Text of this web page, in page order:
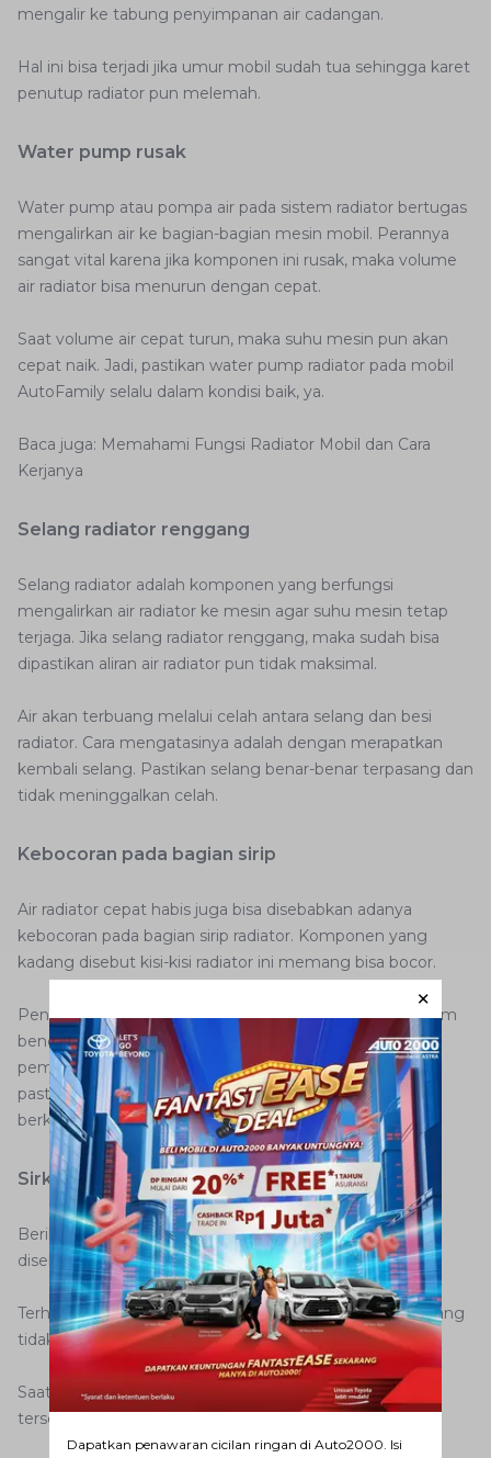
mengalir ke tabung penyimpanan air cadangan.
Hal ini bisa terjadi jika umur mobil sudah tua sehingga karet
penutup radiator pun melemah.
Water pump rusak
Water pump atau pompa air pada sistem radiator bertugas
mengalirkan air ke bagian-bagian mesin mobil. Perannya
sangat vital karena jika komponen ini rusak, maka volume
air radiator bisa menurun dengan cepat.
Saat volume air cepat turun, maka suhu mesin pun akan
cepat naik. Jadi, pastikan water pump radiator pada mobil
AutoFamily selalu dalam kondisi baik, ya.
Baca juga: Memahami Fungsi Radiator Mobil dan Cara
Kerjanya
Selang radiator renggang
Selang radiator adalah komponen yang berfungsi
mengalirkan air radiator ke mesin agar suhu mesin tetap
terjaga. Jika selang radiator renggang, maka sudah bisa
dipastikan aliran air radiator pun tidak maksimal.
Air akan terbuang melalui celah antara selang dan besi
radiator. Cara mengatasinya adalah dengan merapatkan
kembali selang. Pastikan selang benar-benar terpasang dan
tidak meninggalkan celah.
Kebocoran pada bagian sirip
Air radiator cepat habis juga bisa disebabkan adanya
kebocoran pada bagian sirip radiator. Komponen yang
kadang disebut kisi-kisi radiator ini memang bisa bocor.
Penyebabnya bermacam-macam, bisa karena terhantam
benda keras, muncul sumbatan, hingga tempat
pembuangan air radiator yang tidak rapat. Untuk itu,
pastikan Anda mengecek bagian sirip radiator secara
berkala.
Sirkulasi tersendat
Berikutnya, air radiator mobil cepat habis juga bisa
disebabkan sirkulasi yang tersendat.
Terhambatnya sirkulasi air ini dikarenakan thermostat yang
tidak bisa terbuka saat suhu kerja telah tercapai.
Saat mesin sudah mencapai titik didih, namun sirkulasi
tersendat, maka volume air radiator pun berkurang.
Dapatkan penawaran cicilan ringan di Auto2000. Isi